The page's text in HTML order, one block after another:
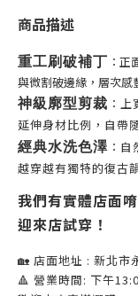
商品描述
重工刷破補丁 ：
與微割破邊緣，層次感
神級廓型剪裁 ：
延伸身材比例，自帶
經典水洗色澤：自
越穿越有獨特的復古
我們有實體店面
迎來店試穿！
🏡 店面地址 : 新北市
🔺 營業時間: 下午